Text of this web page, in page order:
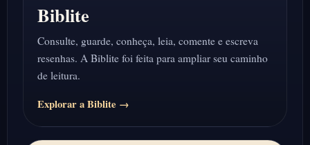
Biblite
Consulte, guarde, conheça, leia, comente e escreva
resenhas. A Biblite foi feita para ampliar seu caminho
de leitura.
Explorar a Biblite →